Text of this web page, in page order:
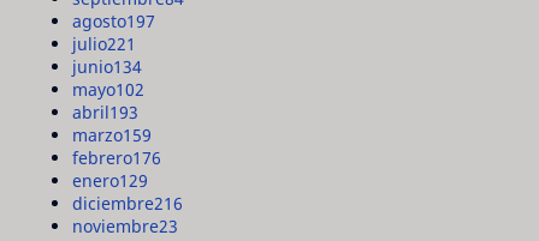
agosto197
julio221
junio134
mayo102
abril193
marzo159
febrero176
enero129
diciembre216
noviembre23